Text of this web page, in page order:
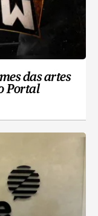
das artes
Portal